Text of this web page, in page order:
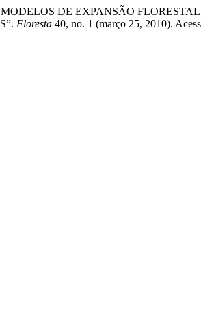
“MODELOS DE EXPANSÃO
Floresta 40, no. 1 (março 25, 2010).